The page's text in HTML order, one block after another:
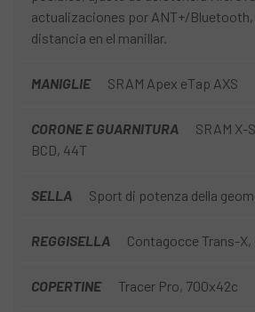
actualizaciones por ANT+/Bluetooth,
distancia en el manillar.
MANIGLIE SRAM Apex eTap AXS
CORONE E GUARNITURA
SRAM X-
BCD, 44T
SELLA Sport di potenza della
REGGISELLA Contagocce Trans-
COPERTINE Tracer Pro, 700x42c